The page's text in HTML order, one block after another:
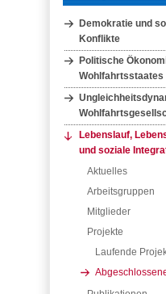
Demokratie und
Konflikte
Politische
Wohlfahrtsstaates
Lebenslauf,
und soziale
Aktuelles
Arbeitsgruppen
Mitglieder
Projekte
Laufende